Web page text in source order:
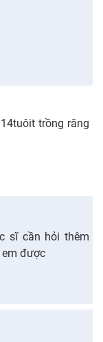
trồng răng
sĩ cần hỏi thêm
được